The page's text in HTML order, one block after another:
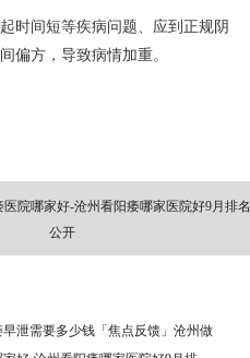
间短等疾病问题、应到正规阴
偏方，导致病情加重。
院哪家好-沧州看阳痿哪家医院好9月排名
公开
早泄需要多少钱「焦点反馈」沧州做